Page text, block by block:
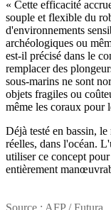
« Cette efficacité
souple et flexible du
d'environnements
archéologiques ou
est-il précisé dans le
remplacer des
sous-marins ne sont
objets fragiles ou
même les coraux pour
Déjà testé en bassin,
réelles, dans l'océan.
utiliser ce concept
entièrement